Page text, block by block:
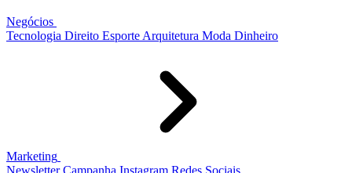
Negócios
Tecnologia Direito Esporte Arquitetura Moda Dinheiro
Marketing
Newsletter Campanha Instagram Redes Sociais